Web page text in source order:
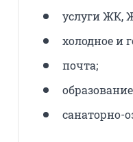
услуги ЖК,
холодное и
почта;
санаторно-